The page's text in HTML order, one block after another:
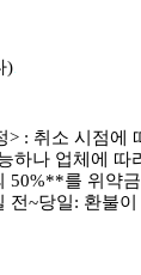
).
> : 취소 시점에
하나 업체에
50%**를 위약
전~당일: 환불